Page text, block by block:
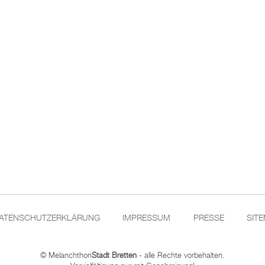
IMPRESSUM PRESSE
© MelanchthonStadt Bretten - alle Rechte vorbehalten.